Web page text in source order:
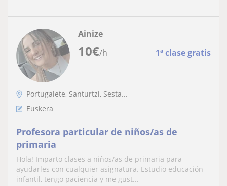
10€/h 1ª clase gratis
Ainize
Portugalete, Santurtzi, Sesta...
Euskera
Profesora particular de niños/as de
primaria
Hola! Imparto clases a niños/as de primaria para
ayudarles con cualquier asignatura. Estudio educación
infantil, tengo paciencia y me gust...